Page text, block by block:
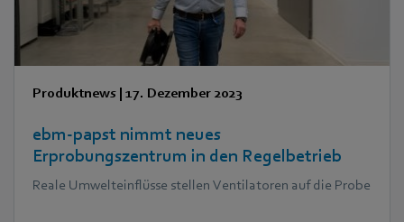
Produktnews | 17. Dezember 2023
ebm‑papst nimmt neues
Erprobungszentrum in den Regelbetrieb
Reale Umwelteinflüsse stellen Ventilatoren auf die Probe